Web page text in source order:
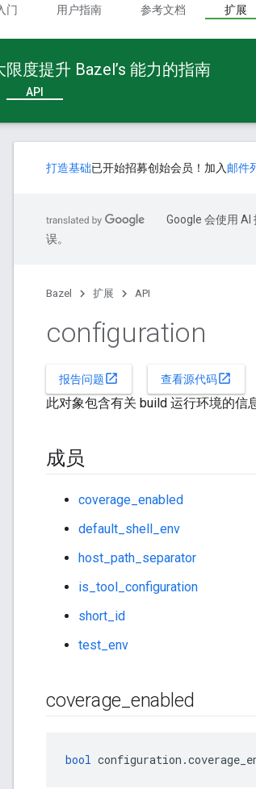
门 用户指南 参考文档 扩展
度提升 Bazel’s 能力的指南
API
打造基础已开始招募创始会员！加入 邮件
Google 会使用
误。
Bazel 扩展 API
configuration
报告问题open_in_new 查看源代码open_in_new
此对象包含有关 build 运行环境的信
成员
coverage_enabled
default_shell_env
host_path_separator
is_tool_configuration
short_id
test_env
coverage enabled
bool